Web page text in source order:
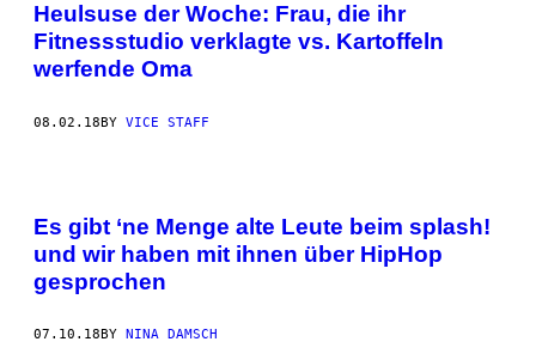
Heulsuse der Woche: Frau, die ihr
Fitnessstudio verklagte vs. Kartoffeln
werfende Oma
08.02.18BY VICE STAFF
Es gibt ‘ne Menge alte Leute beim splash!
und wir haben mit ihnen über HipHop
gesprochen
07.10.18 BY NINA DAMSCH